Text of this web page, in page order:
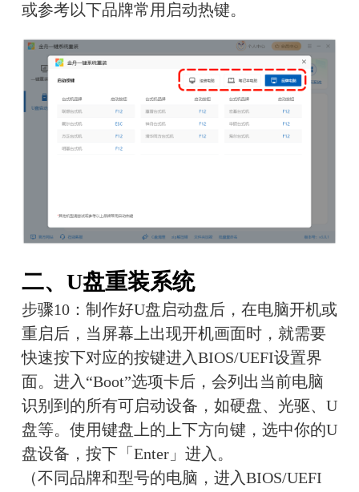
或参考以下品牌常用启动热键。
二、U盘重装系统
步骤10：制作好U盘启动盘后，在电脑开机或
重启后，当屏幕上出现开机画面时，就需要
快速按下对应的按键进入BIOS/UEFI设置界
面。进入“Boot”选项卡后，会列出当前电脑
识别到的所有可启动设备，如硬盘、光驱、U
盘等。使用键盘上的上下方向键，选中你的U
盘设备，按下「Enter」进入。
（不同品牌和型号的电脑，进入BIOS/UEFI